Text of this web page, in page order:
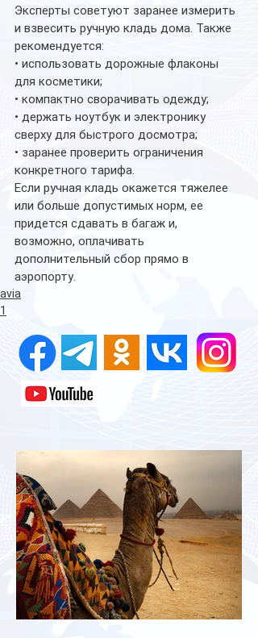
Эксперты советуют заранее измерить
и взвесить ручную кладь дома. Также
рекомендуется:
• использовать дорожные флаконы
для косметики;
• компактно сворачивать одежду;
• держать ноутбук и электронику
сверху для быстрого досмотра;
• заранее проверить ограничения
конкретного тарифа.
Если ручная кладь окажется тяжелее
или больше допустимых норм, ее
придется сдавать в багаж и,
возможно, оплачивать
дополнительный сбор прямо в
аэропорту.
avia
1